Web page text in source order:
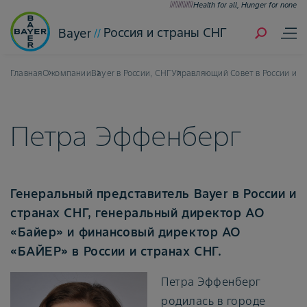
Health for all, Hunger for none
Bayer Россия и страны СНГ
ГлавнаяО компанииBayer в России, СНГУправляющий Совет в России и
Петра Эффенберг
Генеральный представитель Bayer в России и
странах СНГ, генеральный директор АО
«Байер» и финансовый директор АО
«БАЙЕР» в России и странах СНГ.
Петра Эффенберг
родилась в городе